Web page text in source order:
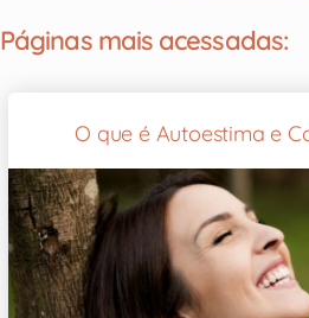
Páginas mais acessadas:
O que é Autoestima e